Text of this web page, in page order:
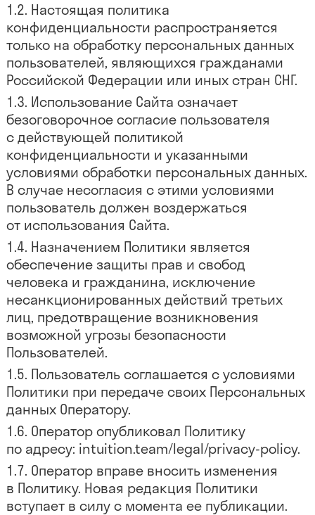
Настоящая политика
конфиденциальности распространяется
только на обработку персональных данных
пользователей, являющихся гражданами
Российской Федерации или иных стран СНГ.
Использование Сайта означает
безоговорочное согласие пользователя
с действующей политикой
конфиденциальности и указанными
условиями обработки персональных данных.
В случае несогласия с этими условиями
пользователь должен воздержаться
от использования Сайта.
Назначением Политики является
обеспечение защиты прав и свобод
человека и гражданина, исключение
несанкционированных действий третьих
лиц, предотвращение возникновения
возможной угрозы безопасности
Пользователей.
Пользователь соглашается с условиями
Политики при передаче своих Персональных
данных Оператору.
Оператор опубликовал Политику
по адресу: intuition.team/legal/privacy-policy.
Оператор вправе вносить изменения
в Политику. Новая редакция Политики
вступает в силу с момента ее публикации.